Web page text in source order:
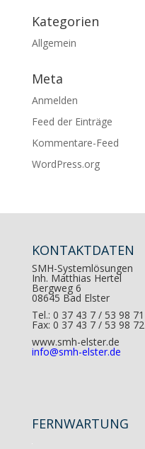
Kategorien
Allgemein
Meta
Anmelden
Feed der Einträge
Kommentare-Feed
WordPress.org
KONTAKTDATEN
SMH-Systemlösungen
Inh. Matthias Hertel
Bergweg 6
08645 Bad Elster
Tel.: 0 37 43 7 / 53 98 71
Fax: 0 37 43 7 / 53 98 72
www.smh-elster.de
info@smh-elster.de
FERNWARTUNG